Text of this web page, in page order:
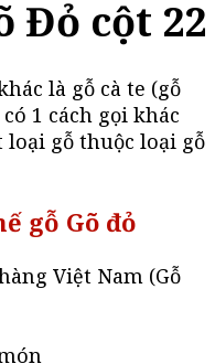
Đỏ cột 22
là gỗ cà te (gỗ
1 cách gọi khác
gỗ thuộc loại gỗ
gỗ Gõ đỏ
Việt Nam (Gỗ